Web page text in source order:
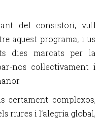
del consistori, vull
aquest programa, i us
dies marcats per la
nos col·lectivament i
certament complexos,
riures i l’alegria global,